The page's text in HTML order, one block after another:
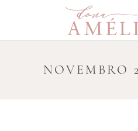
NOVEMBRO